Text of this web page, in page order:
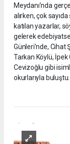
Meydanı’nda
alırken, çok
katılan yazarlar,
gelerek
Günleri’nde, Cihat
Tarkan Köylü,
Cevizoğlu gibi
okurlarıyla buluştu.